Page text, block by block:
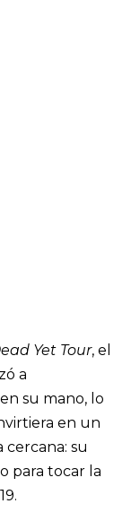
Yet Tour, el
a
su mano, lo
en un
su
para tocar la